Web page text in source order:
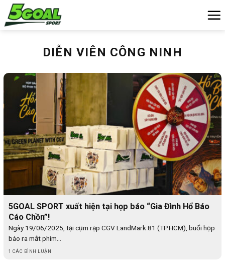
Chuyển
đến
DIỄN VIÊN CÔNG NINH
5GOAL SPORT xuất hiện tại họp báo “Gia Đình Hổ Báo
Cáo Chồn”!
Ngày 19/06/2025, tại cụm rạp CGV LandMark 81 (TP.HCM), buổi họp
báo ra mắt phim...
1 CÁC BÌNH LUẬN